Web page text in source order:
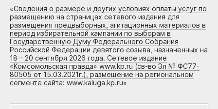
«Сведения о размере и других условиях оплаты услуг по
размещению на страницах сетевого издания для
размещения предвыборных, агитационных материалов в
период избирательной кампании по выборам в
Государственную Думу Федерального Собрания
Российской Федерации девятого созыва, назначенных на
18 – 20 сентября 2026 года. Сетевое издание
«Комсомольская правда» www.kp.ru (св-во Эл № ФС77-
80505 от 15.03.2021г.), размещение на региональном
сегменте сайта: www.kaluga.kp.ru»